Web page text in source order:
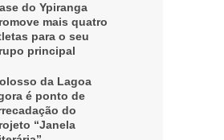
do Ypiranga
mais quatro
para o seu
principal
da Lagoa
é ponto de
do
“Janela